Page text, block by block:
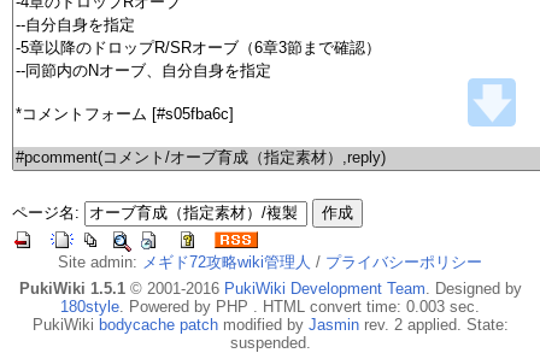
ページ名:
Site admin: メギド72攻略wiki管理人 / プライバシーポリシー
PukiWiki 1.5.1© 2001-2016 PukiWiki Development Team. Designed by
180style. Powered by PHP . HTML convert time: 0.003 sec.
PukiWiki bodycache patchmodified by Jasminrev. 2 applied. State:
suspended.